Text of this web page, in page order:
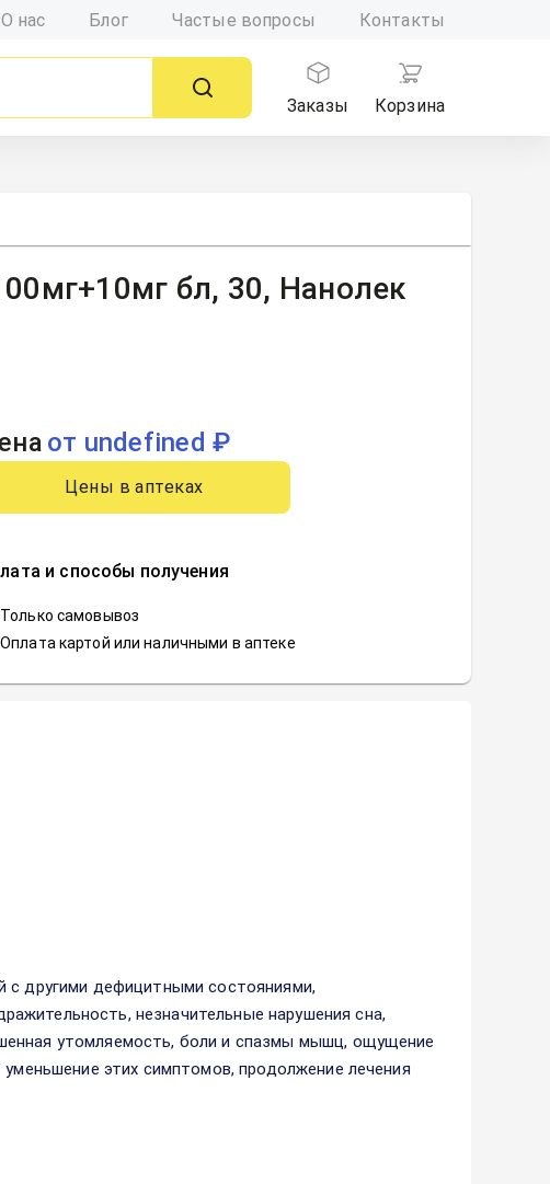
О нас Блог Частые вопросы Контакты
Заказы
Корзина
бл, 30, Нанолек
от undefined ₽
Цены в аптеках
и способы получения
Только самовывоз
Оплата картой или наличными в аптеке
с другими дефицитными состояниями,
незначительные нарушения сна,
утомляемость, боли и спазмы мышц, ощущение
этих симптомов, продолжение лечения